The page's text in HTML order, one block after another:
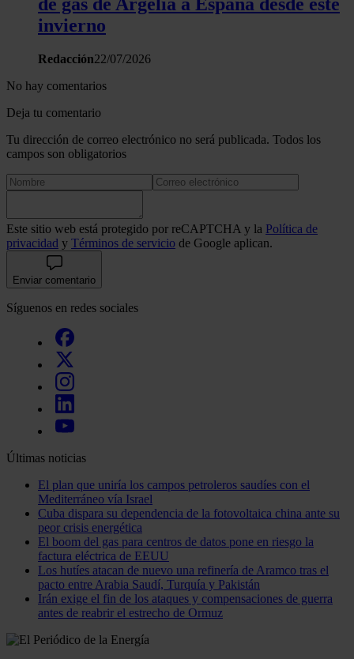
invierno
Redacción22/07/2026
No hay comentarios
Deja tu comentario
Tu dirección de correo electrónico no será publicada. Todos los
campos son obligatorios
Este sitio web está protegido por reCAPTCHA y la Política de
privacidad y Términos de servicio de Google aplican.
Enviar comentario
Síguenos en redes sociales
Últimas noticias
El plan que uniría los campos petroleros saudíes con el
Mediterráneo vía Israel
Cuba dispara su dependencia de la fotovoltaica china ante su
peor crisis energética
El boom del gas para centros de datos pone en riesgo la
factura eléctrica de EEUU
Los hutíes atacan de nuevo una refinería de Aramco tras el
pacto entre Arabia Saudí, Turquía y Pakistán
Irán exige el fin de los ataques y compensaciones de guerra
antes de reabrir el estrecho de Ormuz